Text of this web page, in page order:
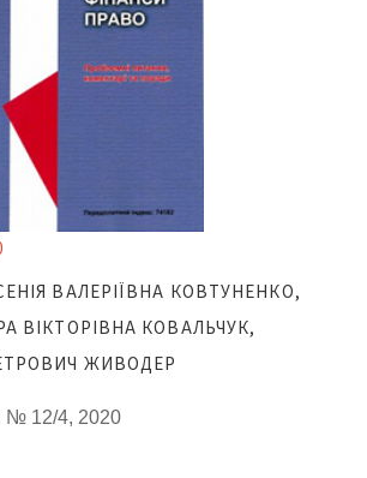
ВАЛЕРІЇВНА КОВТУНЕНКО,
ВІКТОРІВНА КОВАЛЬЧУК,
ЖИВОДЕР
№ 12/4, 2020